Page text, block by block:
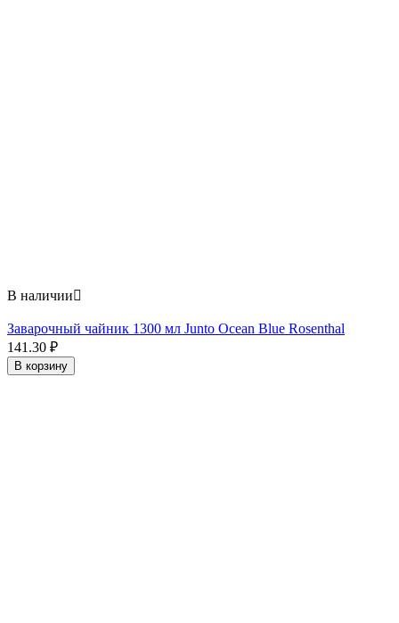
В наличии
Заварочный чайник 1300 мл Junto Ocean Blue Rosenthal
141.30 ₽
В корзину